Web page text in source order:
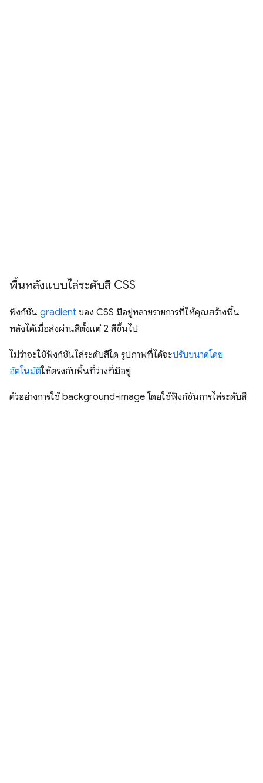
พื้นหลังแบบไล่ระดับสี CSS
ฟังก์ชัน gradient ของ CSS มีอยู่หลายรายการที่ให้คุณสร้างพื้น
หลังได้เมื่อส่งผ่านสีตั้งแต่ 2 สีขึ้นไป
ไม่ว่าจะใช้ฟังก์ชันไล่ระดับสีใด รูปภาพที่ได้จะปรับขนาดโดย
อัตโนมัติให้ตรงกับพื้นที่ว่างที่มีอยู่
ตัวอย่างการใช้ background-image โดยใช้ฟังก์ชันการไล่ระดับสี